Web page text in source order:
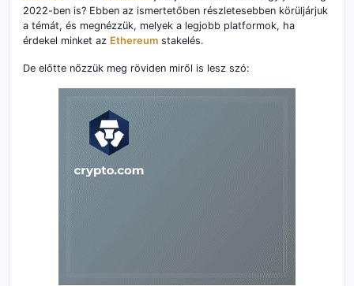
2022-ben is? Ebben az ismertetőben részletesebben körüljárjuk
a témát, és megnézzük, melyek a legjobb platformok, ha
érdekel minket az Ethereum stakelés.
De előtte nőzzük meg röviden miről is lesz szó: